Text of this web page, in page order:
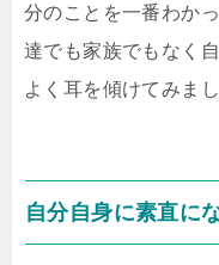
分のことを一番わか
達でも家族でもなく
よく耳を傾けてみまし
自分自身に素直に